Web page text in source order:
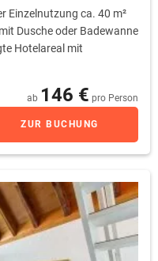
Einzelnutzung ca. 40 m²
Dusche oder Badewanne
Hotelareal mit
ab 146 € pro Person
ZUR BUCHUNG